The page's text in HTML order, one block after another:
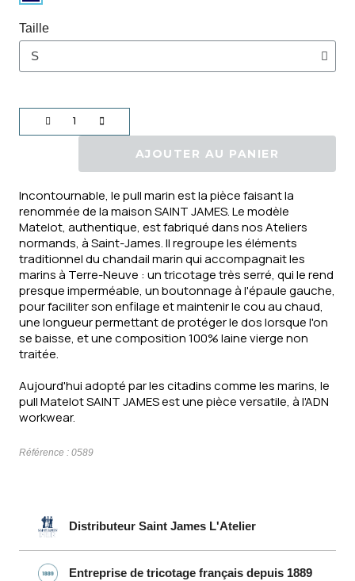
Taille
AJOUTER AU PANIER
Incontournable, le pull marin est la pièce faisant la
renommée de la maison SAINT JAMES. Le modèle
Matelot, authentique, est fabriqué dans nos Ateliers
normands, à Saint-James. Il regroupe les éléments
traditionnel du chandail marin qui accompagnait les
marins à Terre-Neuve : un tricotage très serré, qui le rend
presque imperméable, un boutonnage à l'épaule gauche,
pour faciliter son enfilage et maintenir le cou au chaud,
une longueur permettant de protéger le dos lorsque l'on
se baisse, et une composition 100% laine vierge non
traitée.
Aujourd'hui adopté par les citadins comme les marins, le
pull Matelot SAINT JAMES est une pièce versatile, à l'ADN
workwear.
Référence : 0589
Distributeur Saint James L'Atelier
Entreprise de tricotage français depuis 1889